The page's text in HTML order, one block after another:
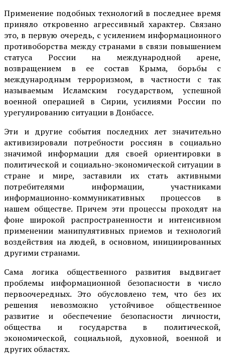
Применение подобных технологий в последнее время
приняло откровенно агрессивный характер. Связано
это, в первую очередь, с усилением информационного
противоборства между странами в связи повышением
статуса России на международной арене,
возвращением в ее состав Крыма, борьбы с
международным терроризмом, в частности с так
называемым Исламским государством, успешной
военной операцией в Сирии, усилиями России по
урегулированию ситуации в Донбассе.
Эти и другие события последних лет значительно
активизировали потребности россиян в социально
значимой информации для своей ориентировки в
политической и социально-экономической ситуации в
стране и мире, заставили их стать активными
потребителями информации, участниками
информационно-коммуникативных процессов в
нашем обществе. Причем эти процессы проходят на
фоне широкой распространенности и интенсивном
применении манипулятивных приемов и технологий
воздействия на людей, в основном, инициированных
другими странами.
Сама логика общественного развития выдвигает
проблемы информационной безопасности в число
первоочередных. Это обусловлено тем, что без их
решения невозможно устойчивое общественное
развитие и обеспечение безопасности личности,
общества и государства в политической,
экономической, социальной, духовной, военной и
других областях.